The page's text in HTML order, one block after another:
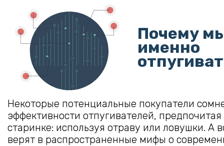
Почему
именно
Некоторые потенциальные покупатели
эффективности отпугивателей,
старинке: используя отраву или ловушки. А
верят в распространенные мифы о